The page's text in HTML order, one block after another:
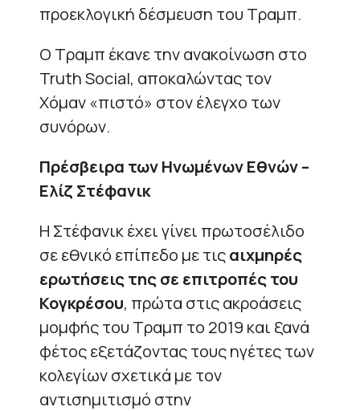
προεκλογική δέσμευση του Τραμπ.
Ο Τραμπ έκανε την ανακοίνωση στο
Truth Social, αποκαλώντας τον
Χόμαν «πιστό» στον έλεγχο των
συνόρων.
Πρέσβειρα των Ηνωμένων Εθνών –
Ελίζ Στέφανικ
Η Στέφανικ έχει γίνει πρωτοσέλιδο
σε εθνικό επίπεδο με τιςαιχμηρές
ερωτήσεις της σε επιτροπές του
Κογκρέσου, πρώτα στις ακροάσεις
μομφής του Τραμπ το 2019 και ξανά
φέτος εξετάζοντας τους ηγέτες των
κολεγίων σχετικά με τον
αντισημιτισμό στην